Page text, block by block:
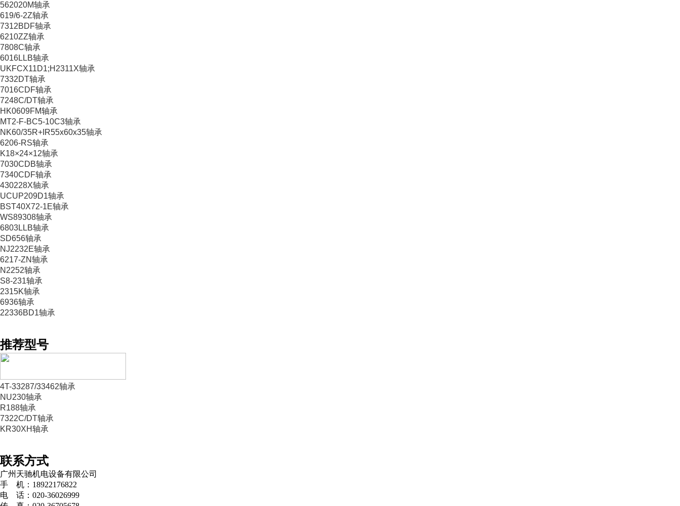
562020M轴承
619/6-2Z轴承
7312BDF轴承
6210ZZ轴承
7808C轴承
6016LLB轴承
UKFCX11D1;H2311X轴承
7332DT轴承
7016CDF轴承
7248C/DT轴承
HK0609FM轴承
MT2-F-BC5-10C3轴承
NK60/35R+IR55x60x35轴承
6206-RS轴承
K18×24×12轴承
7030CDB轴承
7340CDF轴承
430228X轴承
UCUP209D1轴承
BST40X72-1E轴承
WS89308轴承
6803LLB轴承
SD656轴承
NJ2232E轴承
6217-ZN轴承
N2252轴承
S8-231轴承
2315K轴承
6936轴承
22336BD1轴承
推荐型号
4T-33287/33462轴承
NU230轴承
R188轴承
7322C/DT轴承
KR30XH轴承
联系方式
广州天驰机电设备有限公司
手 机：18922176822
电 话：020-36026999